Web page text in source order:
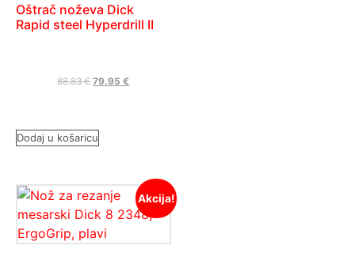
Oštrač noževa Dick
Rapid steel Hyperdrill II
88.83€ 79.95€
Dodaj u košaricu
Akcija!